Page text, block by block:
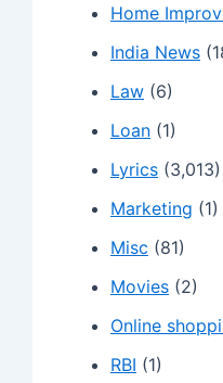
Home
India News
Law (6)
Loan (1)
Lyrics (3,013)
Marketing (1)
Misc (81)
Movies (2)
Online
RBI (1)